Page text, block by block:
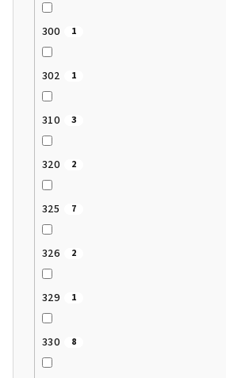
300 1
302 1
310 3
320 2
325 7
326 2
329 1
330 8